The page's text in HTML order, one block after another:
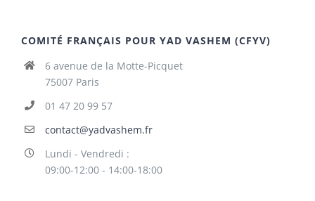
COMITÉ FRANÇAIS POUR YAD VASHEM (CFYV)
6 avenue de la Motte-Picquet
75007 Paris
01 47 20 99 57
contact@yadvashem.fr
Lundi - Vendredi :
09:00-12:00 - 14:00-18:00